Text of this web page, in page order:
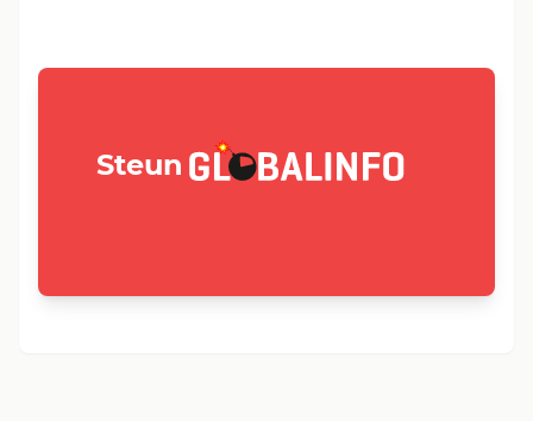
Steun GLOBALINFO.nl